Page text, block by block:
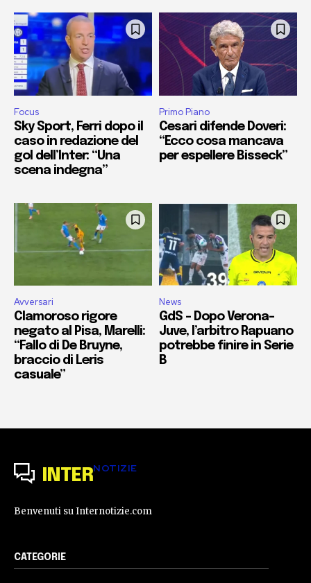
Focus
Sky Sport, Ferri dopo il
caso in redazione del
gol dell’Inter: “Una
scena indegna”
Primo Piano
Cesari difende Doveri:
“Ecco cosa mancava
per espellere Bisseck”
Avversari
Clamoroso rigore
negato al Pisa, Marelli:
“Fallo di De Bruyne,
braccio di Leris
casuale”
News
GdS – Dopo Verona-
Juve, l’arbitro Rapuano
potrebbe finire in Serie
B
INTERNOTIZIE
Benvenuti su Internotizie.com
CATEGORIE